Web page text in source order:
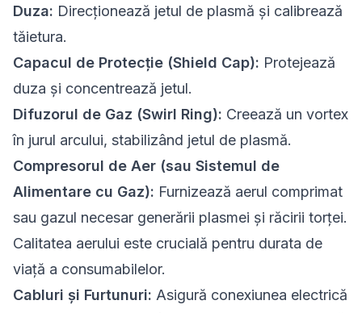
Duza: Direcționează jetul de plasmă și calibrează
tăietura.
Capacul de Protecție (Shield Cap): Protejează
duza și concentrează jetul.
Difuzorul de Gaz (Swirl Ring): Creează un vortex
în jurul arcului, stabilizând jetul de plasmă.
Compresorul de Aer (sau Sistemul de
Alimentare cu Gaz): Furnizează aerul comprimat
sau gazul necesar generării plasmei și răcirii torței.
Calitatea aerului este crucială pentru durata de
viață a consumabilelor.
Cabluri și Furtunuri: Asigură conexiunea electrică